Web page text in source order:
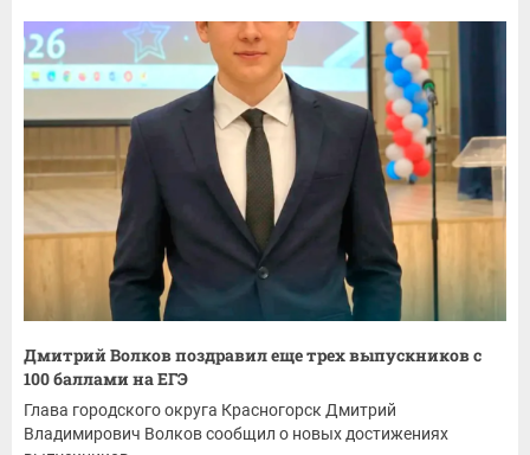
Дмитрий Волков поздравил еще трех выпускников с
100 баллами на ЕГЭ
Глава городского округа Красногорск Дмитрий
Владимирович Волков сообщил о новых достижениях